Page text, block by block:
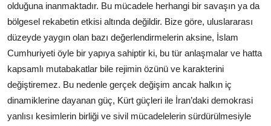
olduğuna inanmaktadır. Bu mücadele herhangi bir savaşın ya da
bölgesel rekabetin etkisi altında değildir. Bize göre, uluslararası
düzeyde yaygın olan bazı değerlendirmelerin aksine, İslam
Cumhuriyeti öyle bir yapıya sahiptir ki, bu tür anlaşmalar ve hatta
kapsamlı mutabakatlar bile rejimin özünü ve karakterini
değiştiremez. Bu nedenle gerçek değişim ancak halkın iç
dinamiklerine dayanan güç, Kürt güçleri ile İran’daki demokrasi
yanlısı kesimlerin birliği ve sivil mücadelelerin sürdürülmesiyle